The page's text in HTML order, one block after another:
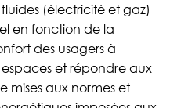
(électricité et gaz)
en fonction de la
des usagers à
et répondre aux
mises aux normes et